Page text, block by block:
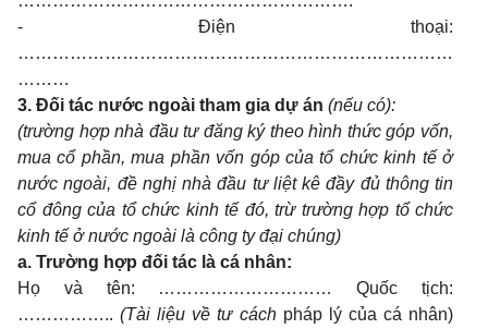
- Điện thoại:
…………………………………………………………………
………
3. Đối tác nước ngoài tham gia dự án (nếu có):
(trường hợp nhà đầu tư đăng ký theo hình thức góp vốn,
mua cổ phần, mua phần vốn góp của tổ chức kinh tế ở
nước ngoài, đề nghị nhà đầu tư liệt kê đầy đủ thông tin
cổ đông của tổ chức kinh tế đó, trừ trường hợp tổ chức
kinh tế ở nước ngoài là công ty đại chúng)
a. Trường hợp đối tác là cá nhân:
Họ và tên: ………………………… Quốc tịch:
……………..(Tài liệu về tư cáchpháp lý của cá nhân)